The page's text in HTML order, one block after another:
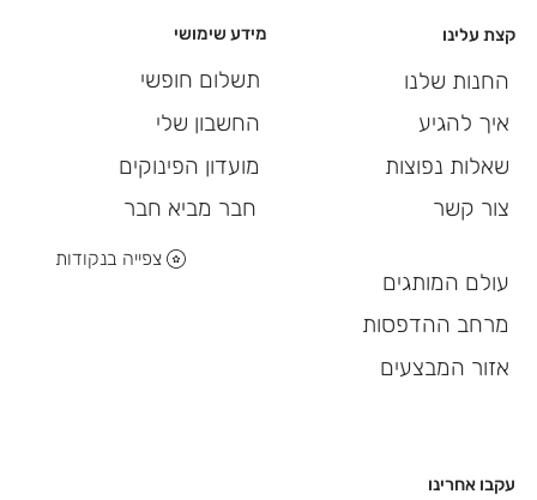
מידע שימושי
תשלום חופשי
החשבון שלי
מועדון הפינוקים
חבר מביא חבר
צפייה בנקודות
עקבו אחרינו
קצת עלינו
החנות שלנו
איך להגיע
שאלות נפוצות
צור קשר
עולם המותגים
מרחב ההדפסות
אזור המבצעים